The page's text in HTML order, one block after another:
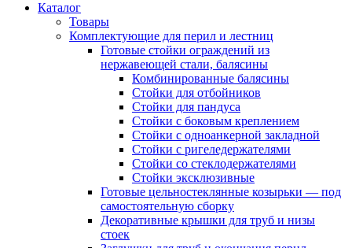
Каталог
Товары
Комплектующие для перил и лестниц
Готовые стойки ограждений из
нержавеющей стали, балясины
Комбинированные балясины
Стойки для отбойников
Стойки для пандуса
Стойки с боковым креплением
Стойки с одноанкерной закладной
Стойки с ригеледержателями
Стойки со стеклодержателями
Стойки эксклюзивные
Готовые цельностеклянные козырьки — под
самостоятельную сборку
Декоративные крышки для труб и низы
стоек